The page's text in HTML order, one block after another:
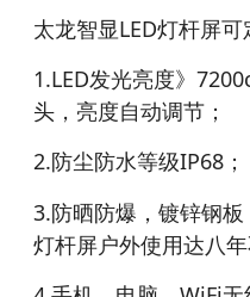
太龙智显LED灯杆屏可
1.LED发光亮度》
头，亮度自动调节；
2. 防尘防水等级IP68；
3.防晒防爆，镀锌钢板
灯杆屏户外使用达八年